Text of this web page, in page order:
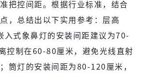
把控间距。根据行业标准，结合
，总结出以下实用参考：层高
入式象鼻灯的安装间距建议为70-
控制在60-80厘米，避免光线直射
筒灯的安装间距为80-120厘米，